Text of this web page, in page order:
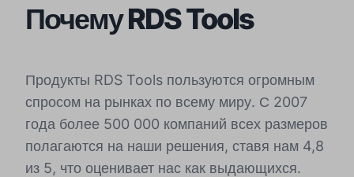
Почему RDS Tools
Продукты RDS Tools пользуются огромным
спросом на рынках по всему миру. С 2007
года более 500 000 компаний всех размеров
полагаются на наши решения, ставя нам 4,8
из 5, что оценивает нас как выдающихся.